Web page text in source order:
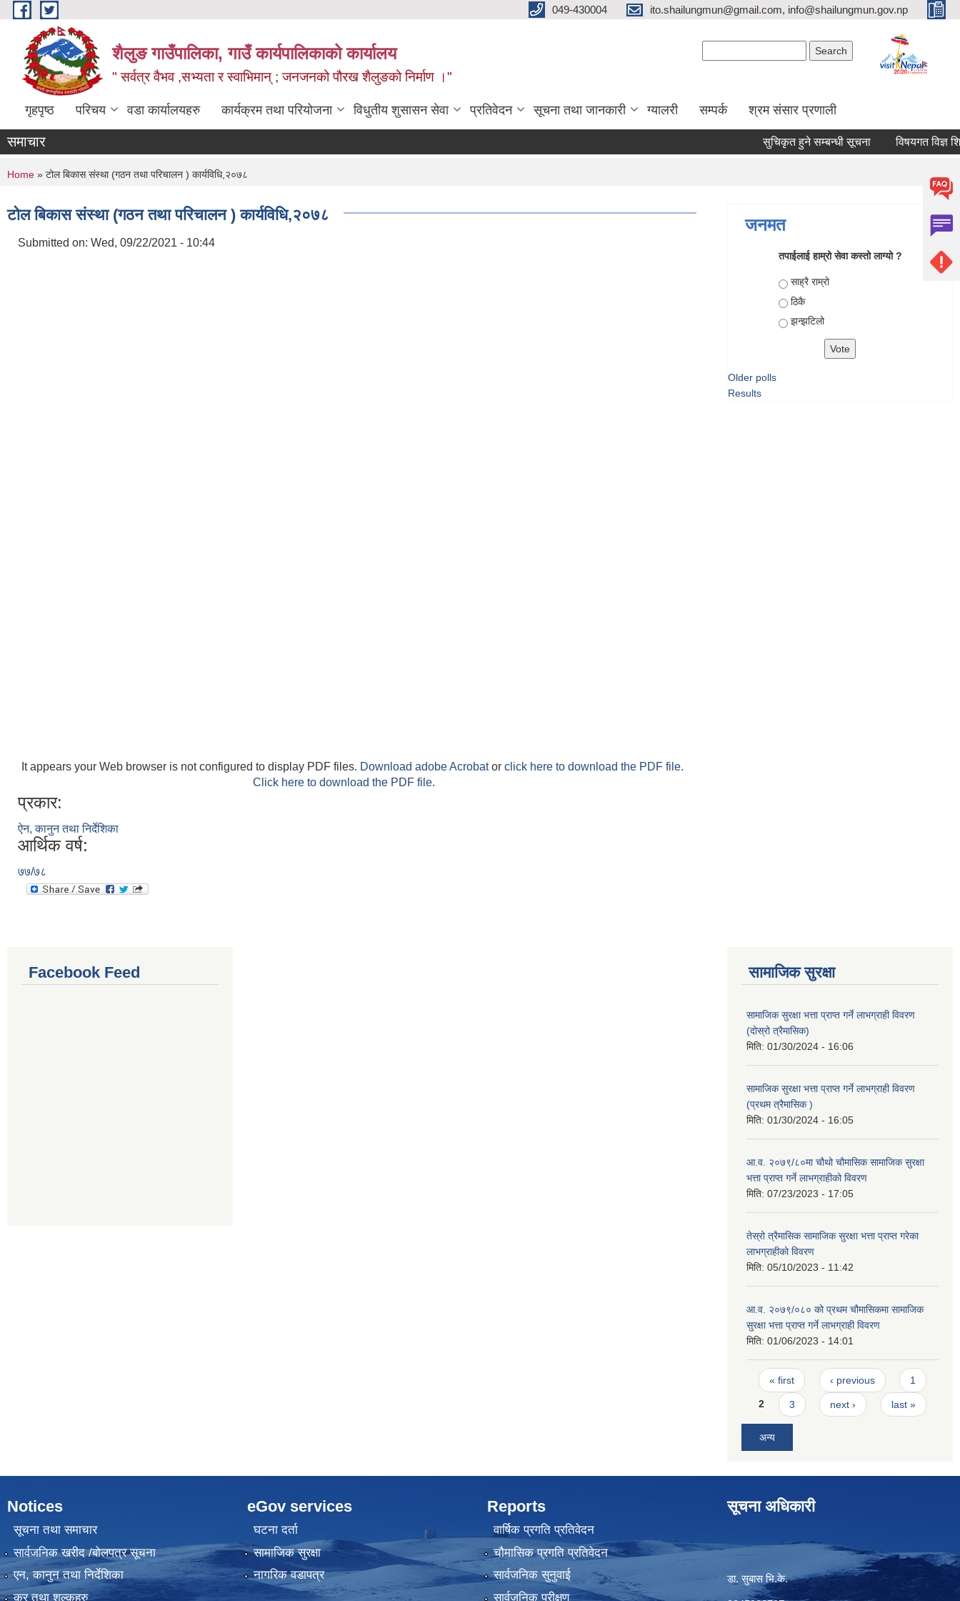
Skip to main content 049-430004 ito.shailungmun@gmail.com, info@shailungmun.gov.np
शैलुङ गाउँपालिका, गाउँ कार्यपालिकाको कार्यालय
" सर्वत्र वैभव ,सभ्यता र स्वाभिमान् ; जनजनको पौरख शैलुङको निर्माण ।"
गृहपृष्ठ परिचय वडा कार्यालयहरु कार्यक्रम तथा परियोजना विधुतीय शुसासन सेवा प्रतिवेदन सूचना तथा जानकारी ग्यालरी सम्पर्क श्रम संसार प्रणाली
समाचार सुचिकृत हुने सम्बन्धी सूचना विषयगत विज्ञ
You are here
Home » टोल बिकास संस्था (गठन तथा परिचालन ) कार्यविधि,२०७८
टोल बिकास संस्था (गठन तथा परिचालन ) कार्यविधि,२०७८
Submitted on: Wed, 09/22/2021 - 10:44
It appears your Web browser is not configured to display PDF files. Download adobe Acrobator click here to download the PDF file.
Click here to download the PDF file.
प्रकार:
ऐन, कानुन तथा निर्देशिका
आर्थिक वर्ष:
७७/७८
जनमत
तपाईलाई हाम्रो सेवा कस्तो लाग्यो ?
Choices
साह्रै राम्रो
ठिकै
झन्झटिलो
Older polls
Results
Facebook Feed सामाजिक सुरक्षा
सामाजिक सुरक्षा भत्ता प्राप्त गर्ने लाभग्राही विवरण
(दोस्रो त्रैमासिक)
मिति: 01/30/2024 - 16:06
सामाजिक सुरक्षा भत्ता प्राप्त गर्ने लाभग्राही विवरण
(प्रथम त्रैमासिक )
मिति: 01/30/2024 - 16:05
आ.व. २०७९/८०मा चौथो चौमासिक सामाजिक सुरक्षा
भत्ता प्राप्त गर्ने लाभग्राहीको विवरण
मिति: 07/23/2023 - 17:05
तेस्रो त्रैमासिक सामाजिक सुरक्षा भत्ता प्राप्त गरेका
लाभग्राहीको विवरण
मिति: 05/10/2023 - 11:42
आ.व. २०७९/०८० को प्रथम चौमासिकमा सामाजिक
सुरक्षा भत्ता प्राप्त गर्ने लाभग्राही विवरण
मिति: 01/06/2023 - 14:01
Pages
« first ‹ previous 1
2 3 next › last »
अन्य
Notices
सूचना तथा समाचार
सार्वजनिक खरीद /बोलपत्र सूचना
एन, कानुन तथा निर्देशिका
कर तथा शुल्कहरु
eGov services
घटना दर्ता
सामाजिक सुरक्षा
नागरिक वडापत्र
Reports
वार्षिक प्रगति प्रतिवेदन
चौमासिक प्रगति प्रतिवेदन
सार्वजनिक सुनुवाई
सार्वजनिक परीक्षण
सूचना अधिकारी
डा. सुबास भि.के.